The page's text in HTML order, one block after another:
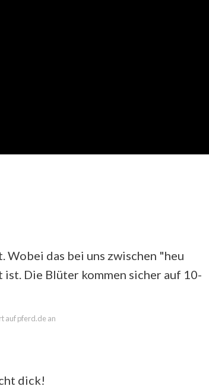
Wobei das bei uns zwischen "heu
Die Blüter kommen sicher auf 10-
auf pferd.de an
dick!